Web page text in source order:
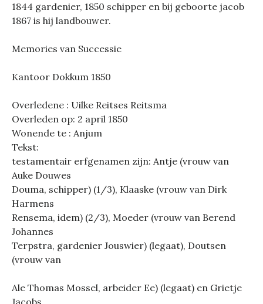
1844 gardenier, 1850 schipper en bij geboorte jacob
1867 is hij landbouwer.
Memories van Successie
Kantoor Dokkum 1850
Overledene : Uilke Reitses Reitsma
Overleden op: 2 april 1850
Wonende te : Anjum
Tekst:
testamentair erfgenamen zijn: Antje (vrouw van
Auke Douwes
Douma, schipper) (1/3), Klaaske (vrouw van Dirk
Harmens
Rensema, idem) (2/3), Moeder (vrouw van Berend
Johannes
Terpstra, gardenier Jouswier) (legaat), Doutsen
(vrouw van
Ale Thomas Mossel, arbeider Ee) (legaat) en Grietje
Jacobs